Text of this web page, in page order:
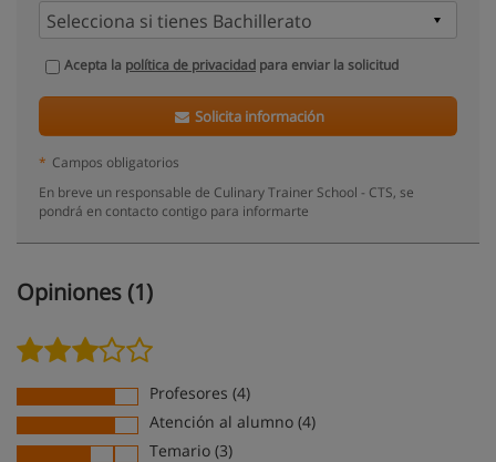
Acepta la política de privacidad para enviar la solicitud
Solicita información
* Campos obligatorios
En breve un responsable de Culinary Trainer School - CTS, se
pondrá en contacto contigo para informarte
Opiniones (1)
Profesores (4)
Atención al alumno (4)
Temario (3)